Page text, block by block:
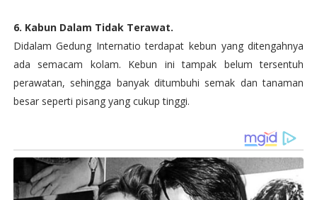
6. Kabun Dalam Tidak Terawat.
Didalam Gedung Internatio terdapat kebun yang ditengahnya
ada semacam kolam. Kebun ini tampak belum tersentuh
perawatan, sehingga banyak ditumbuhi semak dan tanaman
besar seperti pisang yang cukup tinggi.